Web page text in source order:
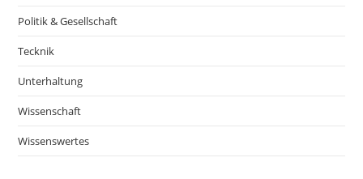
Politik & Gesellschaft
Tecknik
Unterhaltung
Wissenschaft
Wissenswertes